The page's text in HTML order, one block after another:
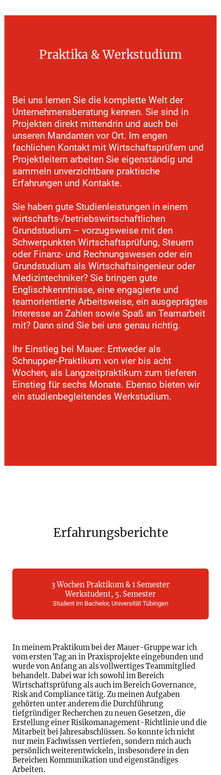
Praktika &Werkstudium
Bei uns lernen Sie die komplette Welt der
Unternehmensberatung kennen. Sie sind in
Projekten direkt mittendrin und auch bei
unseren Mandanten vor Ort. Im engen
fachlichen Kontakt mit Wirtschaftsprüfern und
Projektleitern arbeiten Sie eigenständig und
sammeln unverzichtbare praktische
Erfahrungen und Kontakte.
Sie haben gute Studienleistungen in einem
wirtschafts-/betriebswirtschaftlichen
Grundstudium – vorzugsweise mit den
Schwerpunkten Wirtschaftsprüfung, Steuern
oder Finanz- und Rechnungswesen oder ein
Grundstudium als Wirtschaftsingenieur oder
Medizintechniker? Sie bringen gute
Englischkenntnisse, eine engagierte und
teamorientierte Arbeitsweise, ein ausgeprägtes
Interesse an Zahlen sowie Spaß an Teamarbeit
mit? Dann sind Sie bei uns genau richtig.
Ihr Einstieg bei Mauer: Entweder als
Schnupper-Praktikum von vier bis acht
Wochen, als Langzeitpraktikum zum tieferen
Einstieg für sechs Monate. Ebenso bieten wir
ein studienbegleitendes Werkstudium.
Erfahrungsberichte
3 Wochen Praktikum & 1 Semester
Werkstudent, 5. Semester
Student im Bachelor, Universität Tübingen
In meinem Praktikum bei der Mauer-Gruppe war ich
vom ersten Tag an in Praxisprojekte eingebunden und
wurde von Anfang an als vollwertiges Teammitglied
behandelt. Dabei war ich sowohl im Bereich
Wirtschaftsprüfung als auch im Bereich Governance,
Risk and Compliance tätig. Zu meinen Aufgaben
gehörten unter anderem die Durchführung
tiefgründiger Recherchen zu neuen Gesetzen, die
Erstellung einer Risikomanagement-Richtlinie und die
Mitarbeit bei Jahresabschlüssen. So konnte ich nicht
nur mein Fachwissen vertiefen, sondern mich auch
persönlich weiterentwickeln, insbesondere in den
Bereichen Kommunikation und eigenständiges
Arbeiten.